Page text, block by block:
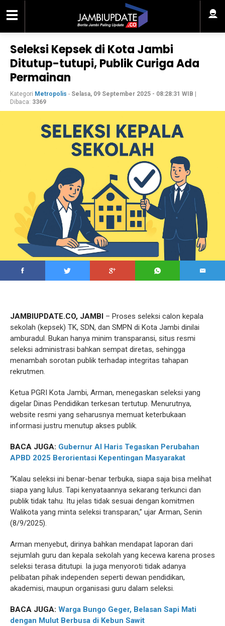
Seleksi Kepsek di Kota Jambi
Ditutup-tutupi, Publik Curiga Ada
Permainan
Kategori Metropolis - Selasa, 09 September 2025 - 08:28:31 WIB
Dibaca: 3369
JAMBIUPDATE.CO, JAMBI – Proses seleksi calon kepala
sekolah (kepsek) TK, SDN, dan SMPN di Kota Jambi dinilai
amburadul. Bukan hanya minim transparansi, situs resmi
seleksi administrasi bahkan sempat diretas, sehingga
menambah sorotan publik terhadap integritas tahapan
rekrutmen.
Ketua PGRI Kota Jambi, Arman, menegaskan seleksi yang
digelar Dinas Pendidikan terkesan tertutup. Menurutnya,
website resmi yang seharusnya memuat keterbukaan
informasi justru menutup akses publik.
BACA JUGA: Gubernur Al Haris Tegaskan Perubahan
APBD 2025 Berorientasi Kepentingan Masyarakat
“Kalau seleksi ini benar-benar terbuka, siapa saja bisa melihat
siapa yang lulus. Tapi kenyataannya sekarang terkunci dan
publik tidak tahu. Itu jelas tidak sesuai dengan komitmen
Walikota yang minta seleksi transparan,” ujar Arman, Senin
(8/9/2025).
Arman menyebut, dirinya bahkan mendapat laporan dari
sejumlah guru dan kepala sekolah yang kecewa karena proses
seleksi terasa ditutupi. Ia juga menyoroti tidak adanya
pelibatan pihak independen seperti dewan pendidikan,
akademisi, maupun organisasi guru dalam seleksi.
BACA JUGA: Warga Bungo Geger, Belasan Sapi Mati
dengan Mulut Berbusa di Kebun Sawit